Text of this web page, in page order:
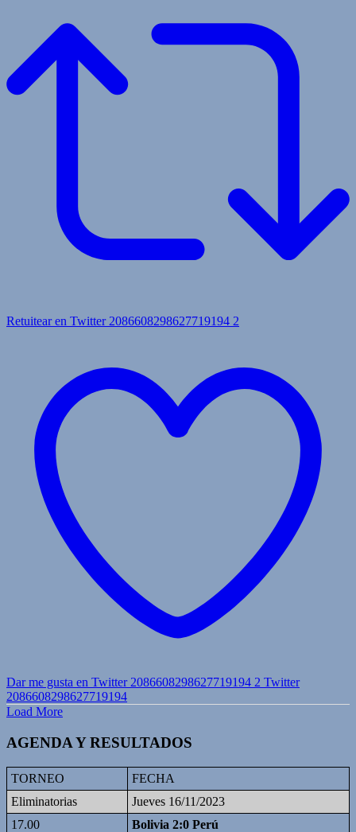
Retuitear en Twitter 2086608298627719194 2
Dar me gusta en Twitter 2086608298627719194 2 Twitter
2086608298627719194
Load More
AGENDA Y RESULTADOS
TORNEO
FECHA
Eliminatorias
Jueves 16/11/2023
17.00
Bolivia 2:0 Perú